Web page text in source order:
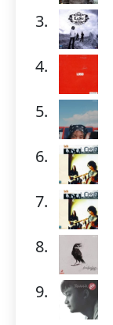
3.
4.
5.
6.
7.
8.
9.